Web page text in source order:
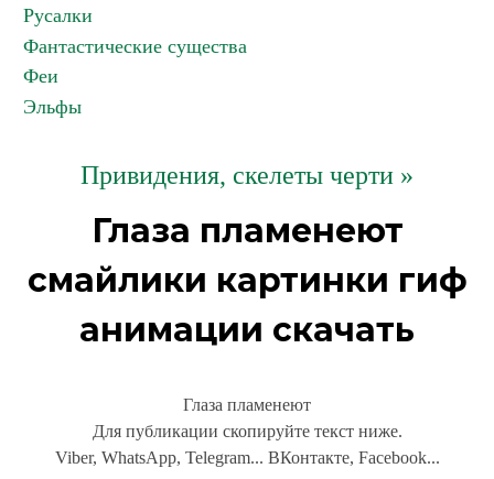
Русалки
Фантастические существа
Феи
Эльфы
Привидения, скелеты черти »
Глаза пламенеют
смайлики картинки гиф
анимации скачать
Глаза пламенеют
Для публикации скопируйте текст ниже.
Viber, WhatsApp, Telegram... ВКонтакте, Facebook...